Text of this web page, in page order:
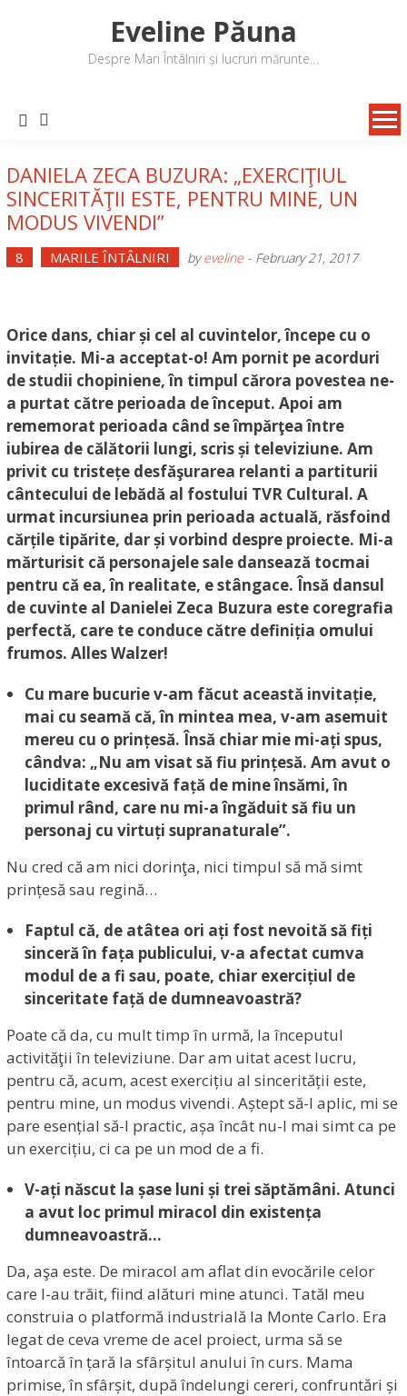
Eveline Păuna
Despre Mari Întâlniri și lucruri mărunte…
DANIELA ZECA BUZURA: „EXERCIŢIUL
SINCERITĂŢII ESTE, PENTRU MINE, UN
MODUS VIVENDI”
8 MARILE ÎNTÂLNIRI byeveline- February 21, 2017
Orice dans, chiar și cel al cuvintelor, începe cu o
invitație. Mi-a acceptat-o! Am pornit pe acorduri
de studii chopiniene, în timpul cărora povestea ne-
a purtat către perioada de început. Apoi am
rememorat perioada când se împărţea între
iubirea de călătorii lungi, scris și televiziune. Am
privit cu tristețe desfăşurarea relanti a partiturii
cântecului de lebădă al fostului TVR Cultural. A
urmat incursiunea prin perioada actuală, răsfoind
cărțile tipărite, dar și vorbind despre proiecte. Mi-a
mărturisit că personajele sale dansează tocmai
pentru că ea, în realitate, e stângace. Însă dansul
de cuvinte al Danielei Zeca Buzura este coregrafia
perfectă, care te conduce către definiția omului
frumos. Alles Walzer!
Cu mare bucurie v-am făcut această invitație,
mai cu seamă că, în mintea mea, v-am asemuit
mereu cu o prințesă. Însă chiar mie mi-ați spus,
cândva: „Nu am visat să fiu prințesă. Am avut o
luciditate excesivă față de mine însămi, în
primul rând, care nu mi-a îngăduit să fiu un
personaj cu virtuți supranaturale”.
Nu cred că am nici dorinţa, nici timpul să mă simt
prințesă sau regină…
Faptul că, de atâtea ori ați fost nevoită să fiți
sinceră în fața publicului, v-a afectat cumva
modul de a fi sau, poate, chiar exercițiul de
sinceritate față de dumneavoastră?
Poate că da, cu mult timp în urmă, la începutul
activităţii în televiziune. Dar am uitat acest lucru,
pentru că, acum, acest exercițiu al sincerității este,
pentru mine, un modus vivendi. Aștept să-l aplic, mi se
pare esențial să-l practic, așa încât nu-l mai simt ca pe
un exercițiu, ci ca pe un mod de a fi.
V-ați născut la șase luni și trei săptămâni. Atunci
a avut loc primul miracol din existența
dumneavoastră…
Da, aşa este. De miracol am aflat din evocările celor
care l-au trăit, fiind alături mine atunci. Tatăl meu
construia o platformă industrială la Monte Carlo. Era
legat de ceva vreme de acel proiect, urma să se
întoarcă în țară la sfârșitul anului în curs. Mama
primise, în sfârșit, după îndelungi cereri, confruntări și